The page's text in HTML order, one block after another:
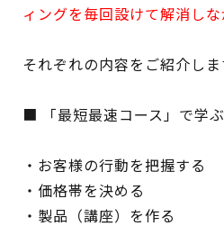
ィングを毎回設けて解消し
それぞれの内容をご紹介しま
■ 「最短最速コース」 で学
・お客様の行動を把握する
・価格帯を決める
・製品（講座）を作る